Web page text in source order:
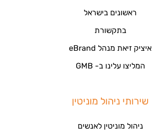
ראשונים בישראל
בתקשורת
איציק זיאת מנהל eBrand
המליצו עלינו ב- GMB
שירותי ניהול מוניטין
ניהול מוניטין לאנשים